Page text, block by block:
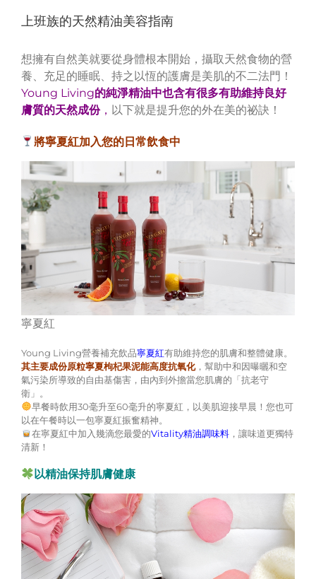
上班族的天然精油美容指南
想擁有自然美就要從身體根本開始，攝取天然食物的營
養、充足的睡眠、持之以恆的護膚是美肌的不二法門！
Young Living的純淨精油中也含有很多有助維持良好
膚質的天然成份， 以下就是提升您的外在美的祕訣！
將寧夏紅加入您的日常飲食中
寧夏紅
Young Living營養補充飲品寧夏紅有助維持您的肌膚和整體健康。
其主要成份原粒寧夏枸杞果泥能高度抗氧化，幫助中和因曝曬和空
氣污染所導致的自由基傷害，由內到外擔當您肌膚的「抗老守
衛」。
早餐時飲用30毫升至60毫升的寧夏紅，以美肌迎接早晨！您也可
以在午餐時以一包寧夏紅振奮精神。
在寧夏紅中加入幾滴您最愛的Vitality精油調味料，讓味道更獨特
清新！
以精油保持肌膚健康